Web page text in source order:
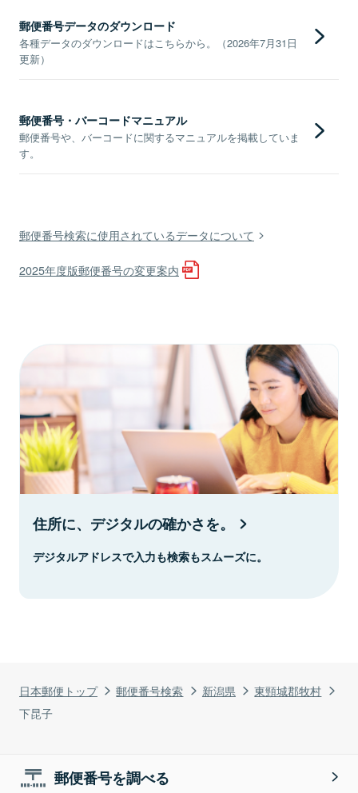
日本郵便トップ 郵便番号検索 新潟県
東頸城郡牧村
下昆子
郵便番号データのダウンロード
各種データのダウンロードはこちらから。（2026年7月31日
更新）
郵便番号・バーコードマニュアル
郵便番号や、バーコードに関するマニュアルを掲載していま
す。
郵便番号検索に使用されているデータについて
2025年度版郵便番号の変更案内
住所に、デジタルの確かさを。
デジタルアドレスで入力も検索もスムーズに。
郵便番号を調べる